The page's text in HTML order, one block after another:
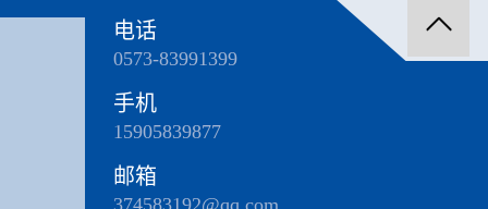
电话
0573-83991399
手机
15905839877
邮箱
374583192@qq.com